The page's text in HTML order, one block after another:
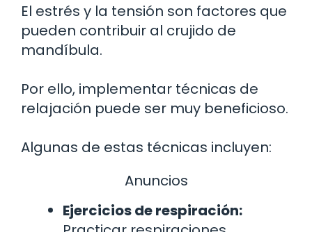
El estrés y la tensión son factores que
pueden contribuir al crujido de
mandíbula.
Por ello, implementar técnicas de
relajación puede ser muy beneficioso.
Algunas de estas técnicas incluyen:
Anuncios
Ejercicios de respiración: